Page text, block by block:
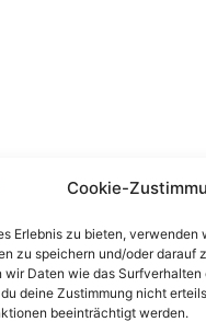
Cookie-
Erlebnis zu bieten,
zu speichern und/oder darauf
Daten wie das
deine Zustimmung nicht
beeinträchtigt werden.